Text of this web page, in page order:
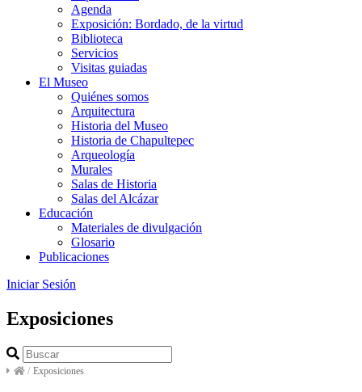
Agenda
Exposición: Bordado, de la virtud
Biblioteca
Servicios
Visitas guiadas
El Museo
Quiénes somos
Arquitectura
Historia del Museo
Historia de Chapultepec
Arqueología
Murales
Salas de Historia
Salas del Alcázar
Educación
Materiales de divulgación
Glosario
Publicaciones
Iniciar Sesión
Exposiciones
/ Exposiciones